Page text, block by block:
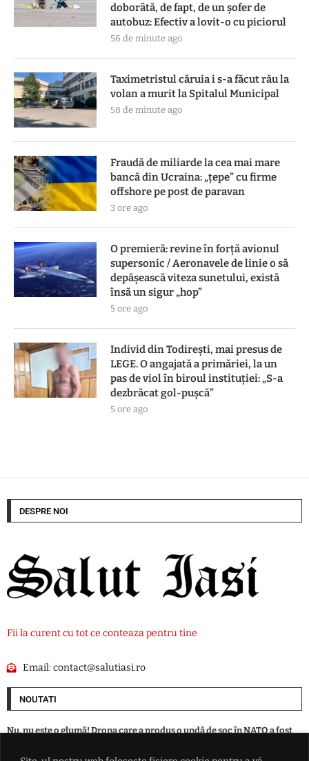
doborâtă, de fapt, de un șofer de
autobuz: Efectiv a lovit-o cu piciorul
56 de minute ago
Taximetristul căruia i s-a făcut rău la
volan a murit la Spitalul Municipal
58 de minute ago
Fraudă de miliarde la cea mai mare
bancă din Ucraina: „țepe” cu firme
offshore pe post de paravan
3 ore ago
O premieră: revine în forță avionul
supersonic / Aeronavele de linie o să
depășească viteza sunetului, există
însă un sigur „hop”
5 ore ago
Individ din Todirești, mai presus de
LEGE. O angajată a primăriei, la un
pas de viol în biroul instituției: „S-a
dezbrăcat gol-pușcă”
5 ore ago
DESPRE NOI
Fii la curent cu tot ce conteaza pentru tine
Email:contact@salutiasi.ro
NOUTATI
Nu, nu este o glumă! Drona care a produs o undă de șoc în NATO a fost